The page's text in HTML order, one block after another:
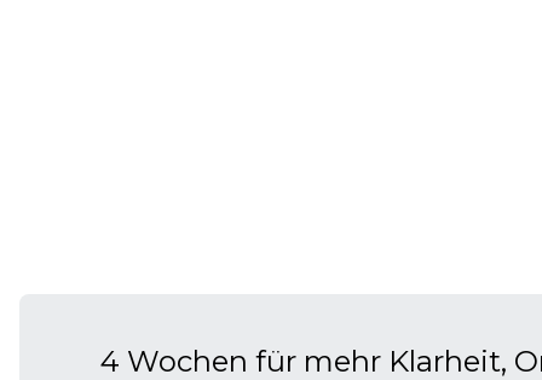
4 Wochen für mehr Klarheit,